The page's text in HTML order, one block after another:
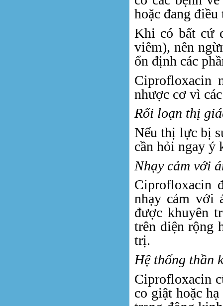
hoặc đang
Khi có bất cứ
viêm), nên
ổn định các
Ciprofloxacin
nhược cơ vì
Rối loạn thị
Nếu thị lực bị
cần hỏi ngay ý
Nhạy cảm với
Ciprofloxacin
nhạy cảm với
được khuyên
trên diện rộng
trị.
Hệ thống thần
Ciprofloxacin
co giật hoặc